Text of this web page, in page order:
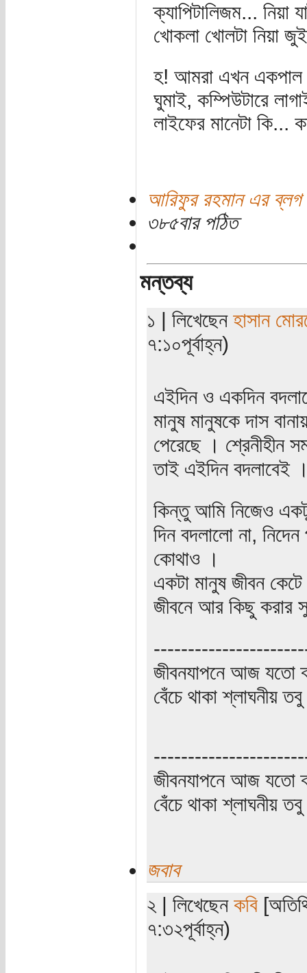
ক্যাপিটালিজম...
খোকলা খোলটা নিয়া
হ! আমরা এখন একপাল
ঘুমাই, কম্পিউটারে
লাইফের মানেটা কি...
আরিফুর রহমান এর ব্লগ
৩৮৫বার পঠিত
মন্তব্য
১ | লিখেছেন হাসান
৭:১০পূর্বাহ্ন)
এইদিন ও একদিন
মানুষ মানুষকে দাস
পেরেছে । শ্রেনীহীন
তাই এইদিন বদলাবেই
কিন্তু আমি নিজেও
দিন বদলালো না,
কোথাও ।
একটা মানুষ জীবন কেটে
জীবনে আর কিছু করার
জীবনযাপনে আজ যতো
বেঁচে থাকা শ্লাঘনীয়
জীবনযাপনে আজ যতো
বেঁচে থাকা শ্লাঘনীয়
জবাব
২ | লিখেছেন কবি
৭:৩২পূর্বাহ্ন)